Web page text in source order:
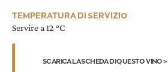
TEMPERATURA DI SERVIZIO
Servire a 12 °C
SCARICA LA SCHEDA DI QUESTO VINO >